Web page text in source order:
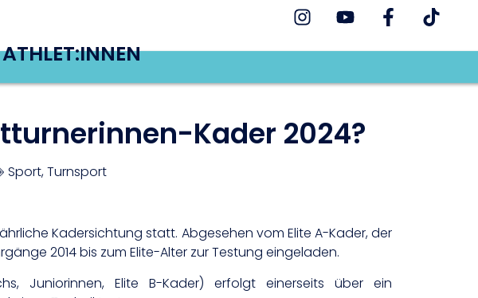
ATHLET:INNEN
Kader 2024?
Sport,Turnsport
Kadersichtung statt. Abgesehen vom Elite A-Kader, der
2014 bis zum Elite-Alter zur Testung eingeladen.
Juniorinnen, Elite B-Kader) erfolgt einerseits über ein